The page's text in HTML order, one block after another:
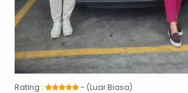
Rating : - (Luar Biasa)